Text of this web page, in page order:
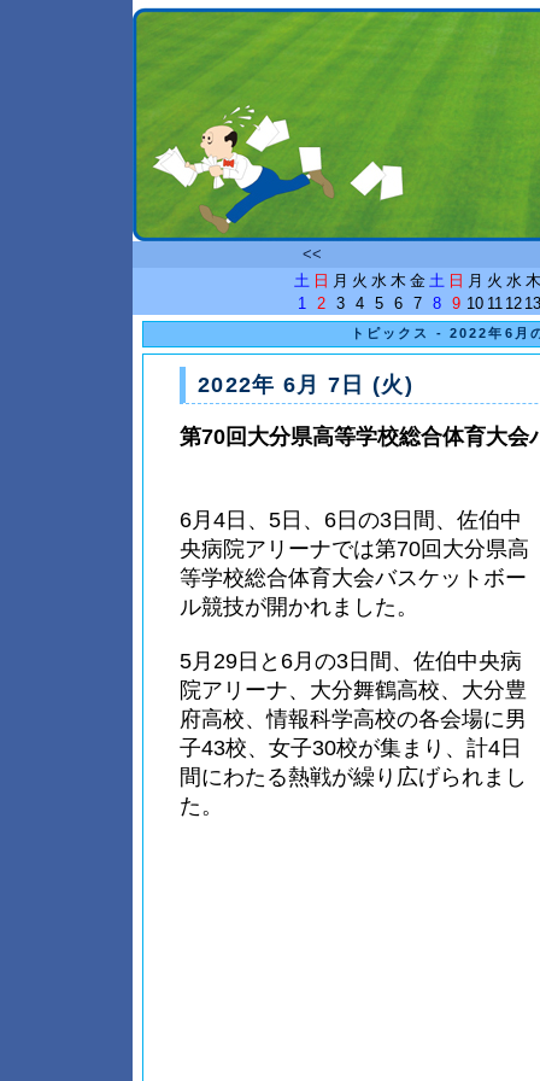
<<
土 日 月 火 水 木 金 土 日 月 火 水 木
1
2 3 4 5 6 7 8 9 10 11 12 13
トピックス - 2022年6月
2022年 6月 7日 (火)
第70回大分県高等学校総合体育大会
6月4日、5日、6日の3日間、佐伯中
央病院アリーナでは第70回大分県高
等学校総合体育大会バスケットボー
ル競技が開かれました。
5月29日と6月の3日間、佐伯中央病
院アリーナ、大分舞鶴高校、大分豊
府高校、情報科学高校の各会場に男
子43校、女子30校が集まり、計4日
間にわたる熱戦が繰り広げられまし
た。